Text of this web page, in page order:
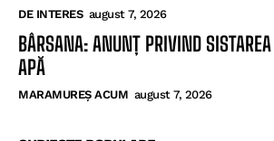
DE INTERES august 7, 2026
BÂRSANA: ANUNȚ PRIVIND
APĂ
MARAMUREȘ ACUM august 7, 2026